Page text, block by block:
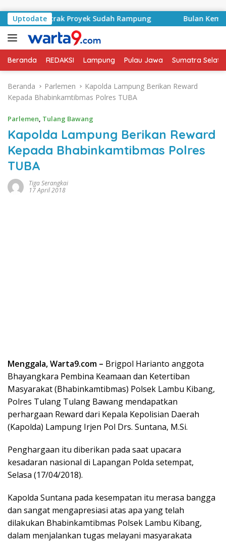
Uptodate
Kontrak Proyek Sudah Rampung Bulan
Beranda REDAKSI Lampung Pulau Jawa Sumatra
Beranda Parlemen
Kapolda Lampung Berikan Reward
Kepada Bhabinkamtibmas Polres TUBA
Parlemen, Tulang Bawang
Kapolda Lampung Berikan Reward
Kepada Bhabinkamtibmas Polres
TUBA
Tiga Serangkai
17 April 2018
Menggala, Warta9.com – Brigpol Harianto anggota
Bhayangkara Pembina Keamaan dan Ketertiban
Masyarakat (Bhabinkamtibmas) Polsek Lambu Kibang,
Polres Tulang Tulang Bawang mendapatkan
perhargaan Reward dari Kepala Kepolisian Daerah
(Kapolda) Lampung Irjen Pol Drs. Suntana, M.Si.
Penghargaan itu diberikan pada saat upacara
kesadaran nasional di Lapangan Polda setempat,
Selasa (17/04/2018).
Kapolda Suntana pada kesempatan itu merasa bangga
dan sangat mengapresiasi atas apa yang telah
dilakukan Bhabinkamtibmas Polsek Lambu Kibang,
dalam menjalankan tugas melayani masyarakata